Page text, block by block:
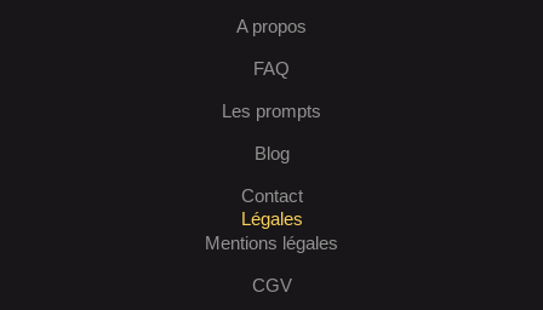
A propos
FAQ
Les prompts
Blog
Contact
Légales
Mentions légales
CGV